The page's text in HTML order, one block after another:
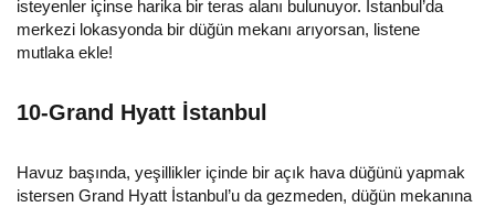
isteyenler içinse harika bir teras alanı bulunuyor. İstanbul’da
merkezi lokasyonda bir düğün mekanı arıyorsan, listene
mutlaka ekle!
10-Grand Hyatt İstanbul
Havuz başında, yeşillikler içinde bir açık hava düğünü yapmak
istersen Grand Hyatt İstanbul’u da gezmeden, düğün mekanına